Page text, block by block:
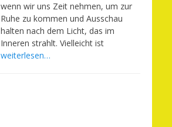
wenn wir uns Zeit nehmen, um zur
Ruhe zu kommen und Ausschau
halten nach dem Licht, das im
Inneren strahlt. Vielleicht ist
weiterlesen…